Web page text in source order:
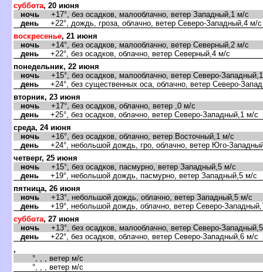
суббота, 20 июня
ночь +17°, без осадков, малооблачно, ветер Западный,1 м/с
день +22°, дождь, гроза, облачно, ветер Северо-Западный,4 м/с
оскресенье, 21 июня
ночь +14°, без осадков, малооблачно, ветер Северный,2 м/с
день +22°, без осадков, облачно, ветер Северный,4 м/с
понедельник, 22 июня
ночь +15°, без осадков, малооблачно, ветер Северо-
день +24°, без существенных оса, облачно, ветер Северо-
торник, 23 июня
ночь +17°, без осадков, облачно, ветер ,0 м/с
день +25°, без осадков, облачно, ветер Северо-Западный,1 м/с
среда, 24 июня
ночь +16°, без осадков, облачно, ветер Восточный,1 м/с
день +24°, небольшой дождь, гро, облачно, ветер Юго-
четверг, 25 июня
ночь +15°, без осадков, пасмурно, ветер Западный,5 м/с
день +19°, небольшой дождь, пасмурно, ветер Западный,5 м/с
пятница, 26 июня
ночь +13°, небольшой дождь, облачно, ветер Западный,5 м/с
день +19°, небольшой дождь, облачно, ветер Северо-
суббота, 27 июня
ночь +13°, без осадков, малооблачно, ветер Северо-
день +22°, без осадков, облачно, ветер Северо-Западный,6 м/с
,
°, , , ветер м/с
°, , , ветер м/с